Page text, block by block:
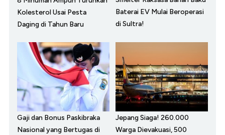
Kolesterol Usai Pesta
Daging di Tahun Baru
Baterai EV Mulai Beroperasi
di Sultra!
Gaji dan Bonus Paskibraka
Nasional yang Bertugas di
Jepang Siaga! 260.000
Warga Dievakuasi, 500